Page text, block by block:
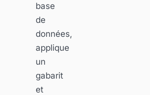
base
de
données,
applique
un
gabarit
et